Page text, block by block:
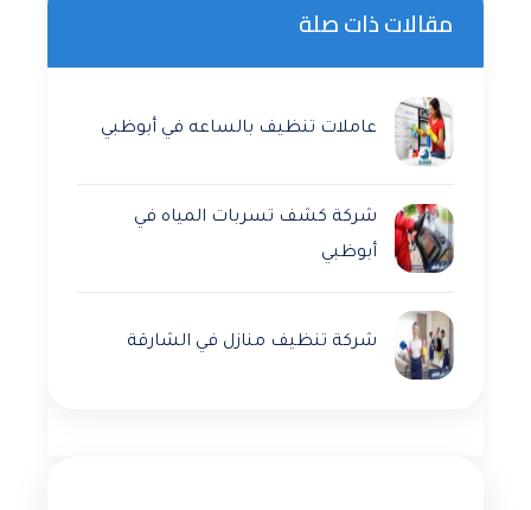
مقالات ذات صلة
عاملات تنظيف بالساعه في أبوظبي
شركة كشف تسربات المياه في
أبوظبي
شركة تنظيف منازل في الشارقة